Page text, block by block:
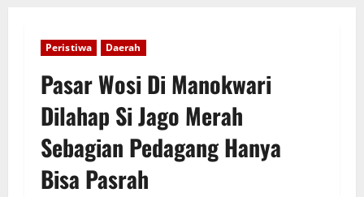
Peristiwa Daerah
Pasar Wosi Di Manokwari
Dilahap Si Jago Merah
Sebagian Pedagang Hanya
Bisa Pasrah